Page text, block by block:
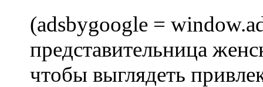
(adsbygoogle =
представительница
чтобы выглядеть